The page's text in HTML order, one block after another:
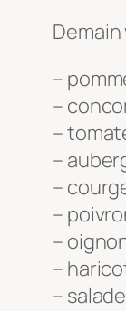
–
–
–
–
–
–
–
–
–